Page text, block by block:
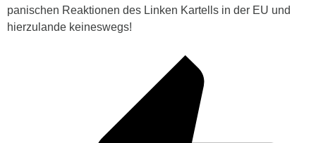
panischen Reaktionen des Linken Kartells in der EU und
hierzulande keineswegs!